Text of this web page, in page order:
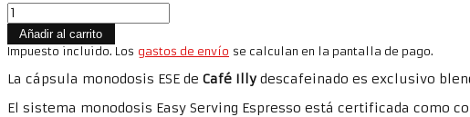
Cápsula
Monodosis
E.S.E
Café
Illy
Descafeinado
18
Añadir al carrito
Impuesto incluido. Los gastos de envío se calculan en la pantalla de pago.
La cápsula monodosis ESE de Café Illy descafeinado es exclusivo
El sistema monodosis Easy Serving Espresso está certificada como